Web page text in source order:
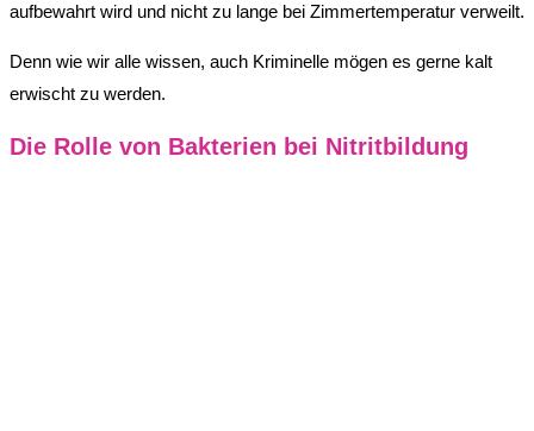
aufbewahrt wird und nicht zu lange bei Zimmertemperatur verweilt.
Denn wie wir alle wissen, auch Kriminelle mögen es gerne kalt
erwischt zu werden.
Die Rolle von Bakterien bei Nitritbildung